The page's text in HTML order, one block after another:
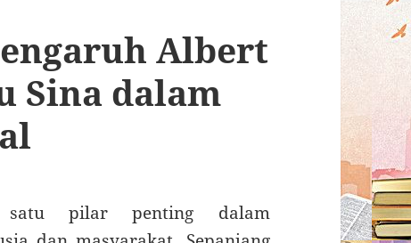
Albert
Sina dalam
satu pilar penting dalam